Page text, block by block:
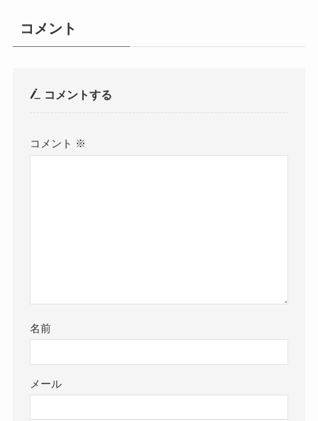
コメント
コメントする
コメント ※
名前
メール